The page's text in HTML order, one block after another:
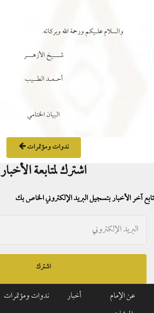
والسلام علـيكم ورحمة الله وبركاته.
شـــيخ الأزهـــر
أحـمـد الطــيب
البيان الختامي
ندوات ومؤتمرات
اشترك لمتابعة الأخبار
تابع آخر الأخبار بتسجيل البريد الإلكتروني الخاص بك
اشترك
عن الإمام أخبار ندوات ومؤتمرات